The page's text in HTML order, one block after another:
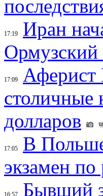
17:19
Иран
Ормузский
17:09
Аферист
столичные
долларов
17:05
В
экзамен по
16:57
Бывший